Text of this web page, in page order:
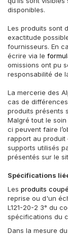
disponibles.
Les produits sont
exactitude
fournisseurs. En
écrire via le
omissions ont pu
responsabilité de
La mercerie des
cas de
produits présents
Malgré tout le
ci peuvent faire
rapport au produit
supports utilisés
présentés sur le
Spécifications
Les produits
reprise ou d'un
L121-20-2 3° du
spécifications du
Dans la mesure